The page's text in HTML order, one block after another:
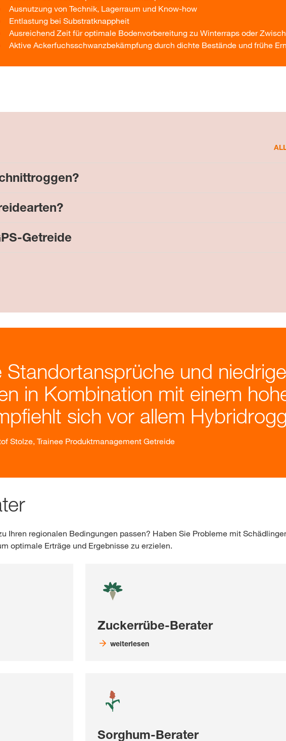
Ausnutzung von Technik, Lagerraum und Know-how
Entlastung bei Substratknappheit
Ausreichend Zeit für optimale Bodenvorbereitung zu Winterraps oder
Aktive Ackerfuchsschwanzbekämpfung durch dichte Bestände und frühe
Getreide
Standortansprüche und niedrige
in Kombination mit einem
sich vor allem
Stolze, Trainee Produktmanagement Getreide
Ihren regionalen Bedingungen passen? Haben Sie Probleme mit
optimale Erträge und Ergebnisse zu erzielen.
Zuckerrübe-Berater
weiterlesen
Sorghum-Berater